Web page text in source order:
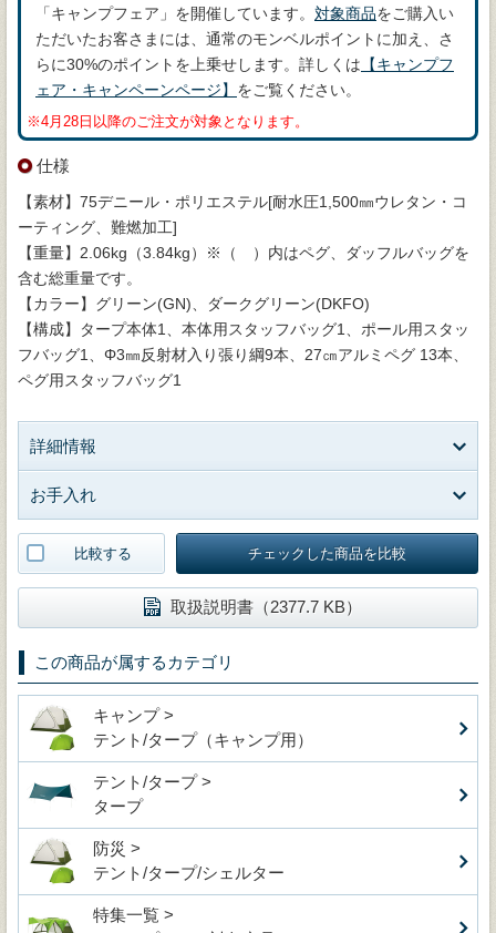
「キャンプフェア」を開催しています。 対象商品をご購入い
ただいたお客さまには、通常のモンベルポイントに加え、さ
らに30%のポイントを上乗せします。詳しくは 【キャンプフ
ェア・キャンペーンページ】 をご覧ください。
※4月28日以降のご注文が対象となります。
仕様
【素材】75デニール・ポリエステル[耐水圧1,500㎜ウレタン・コ
ーティング、難燃加工]
【重量】2.06kg（3.84kg）※（ ）内はペグ、ダッフルバッグを
含む総重量です。
【カラー】グリーン(GN)、ダークグリーン(DKFO)
【構成】タープ本体1、本体用スタッフバッグ1、ポール用スタッ
フバッグ1、Φ3㎜反射材入り張り綱9本、27㎝アルミペグ 13本、
ペグ用スタッフバッグ1
詳細情報
お手入れ
比較する チェックした商品を比較
取扱説明書（2377.7 KB）
この商品が属するカテゴリ
キャンプ >
テント/タープ（キャンプ用）
テント/タープ >
タープ
防災 >
テント/タープ/シェルター
特集一覧 >